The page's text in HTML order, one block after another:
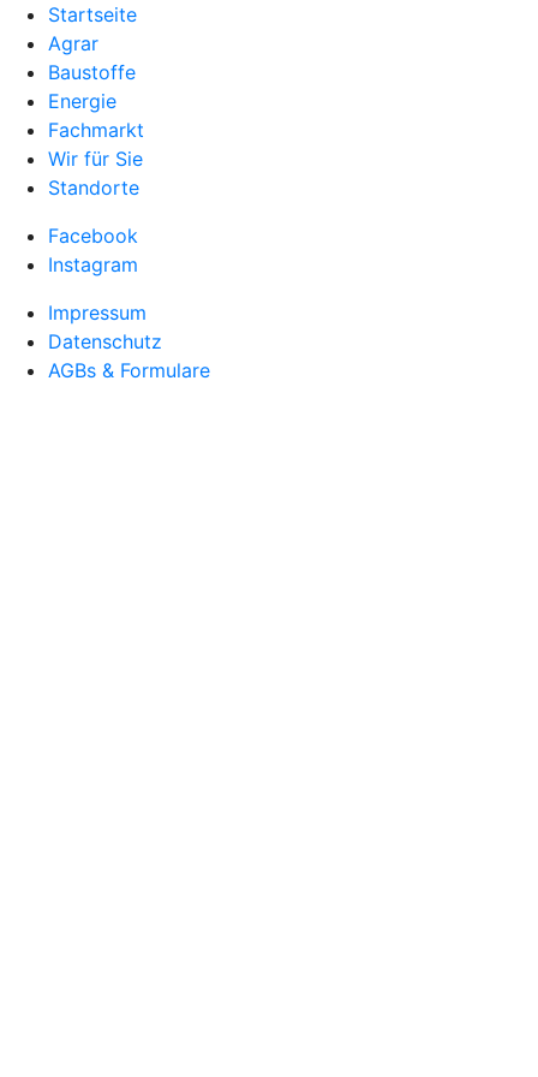
Startseite
Agrar
Baustoffe
Energie
Fachmarkt
Wir für Sie
Standorte
Facebook
Instagram
Impressum
Datenschutz
AGBs & Formulare